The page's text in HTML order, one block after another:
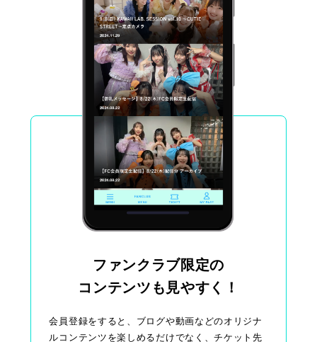
ファンクラブ限定の
コンテンツも見やすく！
会員登録をすると、ブログや動画などのオリジナ
ルコンテンツを楽しめるだけでなく、チケット先